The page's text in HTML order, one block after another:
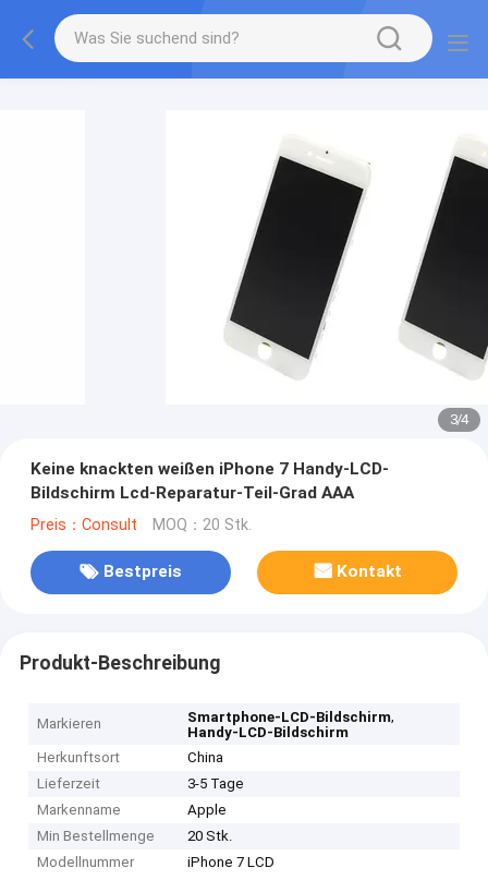
3/4
Keine knackten weißen iPhone 7 Handy-LCD-
Bildschirm Lcd-Reparatur-Teil-Grad AAA
Preis：Consult MOQ：20 Stk.
Bestpreis Kontakt
Produkt-Beschreibung
Markieren Smartphone-LCD-Bildschirm,
Handy-LCD-Bildschirm
Herkunftsort
China
Lieferzeit
3-5 Tage
Markenname
Apple
Min Bestellmenge
20 Stk.
Modellnummer
iPhone 7 LCD